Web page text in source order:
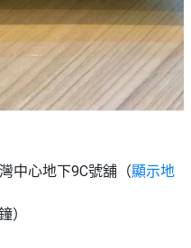
中心地下9C號舖（顯示地
）